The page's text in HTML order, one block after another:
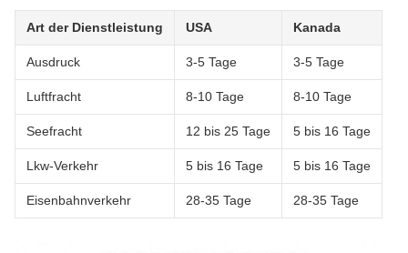
Art der Dienstleistung USA Kanada
Ausdruck 3-5 Tage 3-5 Tage
Luftfracht 8-10 Tage 8-10 Tage
Seefracht 12 bis 25 Tage 5 bis 16 Tage
Lkw-Verkehr 5 bis 16 Tage 5 bis 16 Tage
Eisenbahnverkehr 28-35 Tage 28-35 Tage